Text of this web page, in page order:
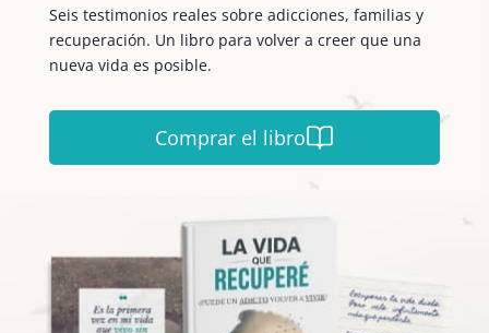
Seis testimonios reales sobre adicciones, familias y
recuperación. Un libro para volver a creer que una
nueva vida es posible.
Comprar el libro